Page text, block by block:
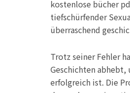
kostenlose bücher
tiefschürfender
überraschend
Trotz seiner Fehler
Geschichten
erfolgreich ist. Die